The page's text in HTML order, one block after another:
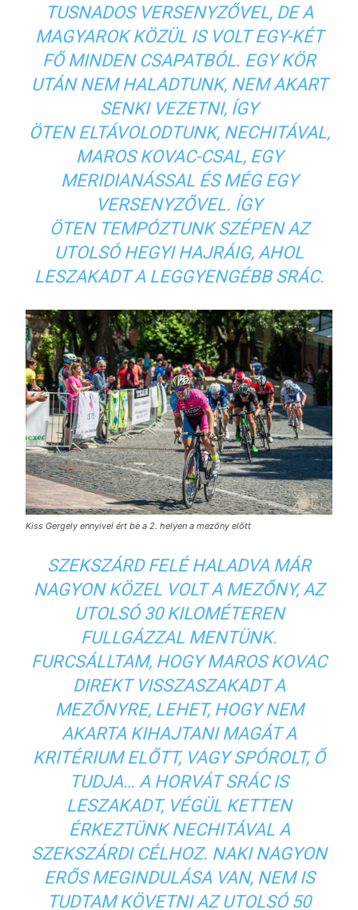
TUSNADOS VERSENYZŐVEL, DE A
MAGYAROK KÖZÜL IS VOLT EGY-KÉT
FŐ MINDEN CSAPATBÓL. EGY KÖR
UTÁN NEM HALADTUNK, NEM AKART
SENKI VEZETNI, ÍGY
ÖTEN ELTÁVOLODTUNK, NECHITÁVAL,
MAROS KOVAC-CSAL, EGY
MERIDIANÁSSAL ÉS MÉG EGY
VERSENYZŐVEL. ÍGY
ÖTEN TEMPÓZTUNK SZÉPEN AZ
UTOLSÓ HEGYI HAJRÁIG, AHOL
LESZAKADT A LEGGYENGÉBB SRÁC.
Kiss Gergely ennyivel ért be a 2. helyen a mezőny előtt
SZEKSZÁRD FELÉ HALADVA MÁR
NAGYON KÖZEL VOLT A MEZŐNY, AZ
UTOLSÓ 30 KILOMÉTEREN
FULLGÁZZAL MENTÜNK.
FURCSÁLLTAM, HOGY MAROS KOVAC
DIREKT VISSZASZAKADT A
MEZŐNYRE, LEHET, HOGY NEM
AKARTA KIHAJTANI MAGÁT A
KRITÉRIUM ELŐTT, VAGY SPÓROLT, Ő
TUDJA… A HORVÁT SRÁC IS
LESZAKADT, VÉGÜL KETTEN
ÉRKEZTÜNK NECHITÁVAL A
SZEKSZÁRDI CÉLHOZ. NAKI NAGYON
ERŐS MEGINDULÁSA VAN, NEM IS
TUDTAM KÖVETNI AZ UTOLSÓ 50